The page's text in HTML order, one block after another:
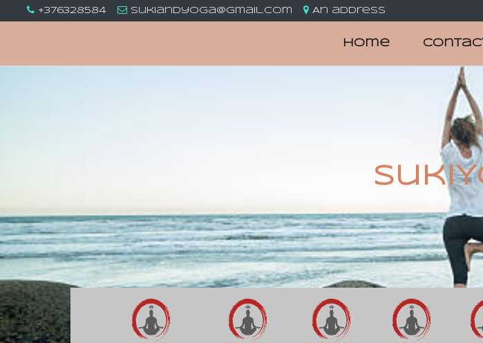
+376328584 sukiandyoga@gmail.com An address
Home